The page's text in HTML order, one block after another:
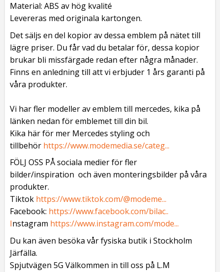
Material: ABS av hög kvalité
Levereras med originala kartongen.
Det säljs en del kopior av dessa emblem på nätet till
lägre priser. Du får vad du betalar för, dessa kopior
brukar bli missfärgade redan efter några månader.
Finns en anledning till att vi erbjuder 1 års garanti på
våra produkter.
Vi har fler modeller av emblem till mercedes, kika på
länken nedan för emblemet till din bil.
Kika här för mer Mercedes styling och
tillbehör https://www.modemedia.se/categ...
FÖLJ OSS PÅ sociala medier för fler
bilder/inspiration och även monteringsbilder på våra
produkter.
Tiktok https://www.tiktok.com/@modeme...
Facebook: https://www.facebook.com/bilac..
Instagram https://www.instagram.com/mode...
Du kan även besöka vår fysiska butik i Stockholm
Järfälla.
Spjutvägen 5G Välkommen in till oss på L.M